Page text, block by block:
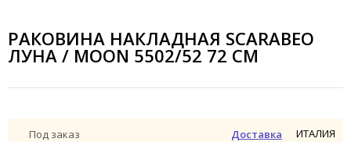
РАКОВИНА НАКЛАДНАЯ SCARABEO
ЛУНА / MOON 5502/52 72 СМ
Под заказ
Доставка
ИТАЛИЯ